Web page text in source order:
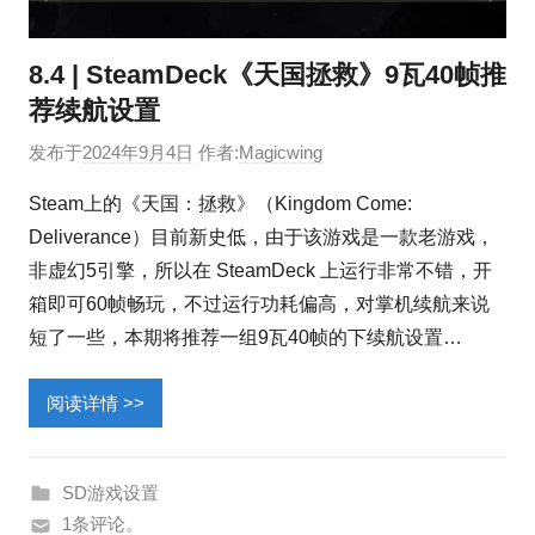
8.4 | SteamDeck《天国拯救》9瓦40帧推
荐续航设置
发布于2024年9月4日 作者:Magicwing
Steam上的《天国：拯救》（Kingdom Come:
Deliverance）目前新史低，由于该游戏是一款老游戏，
非虚幻5引擎，所以在 SteamDeck 上运行非常不错，开
箱即可60帧畅玩，不过运行功耗偏高，对掌机续航来说
短了一些，本期将推荐一组9瓦40帧的下续航设置…
阅读详情 >>
SD游戏设置
1条评论。